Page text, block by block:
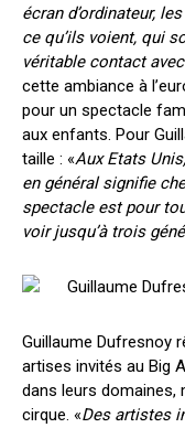
écran d’ordinateur,
ce qu’ils voient, qui
véritable contact
cette ambiance à
pour un spectacle
aux enfants. Pour
taille : «Aux Etats
en général signifie
spectacle est pour
voir jusqu’à trois
Guillaume Dufresnoy
artises invités au Big
dans leurs domaines,
cirque. «Des artistes